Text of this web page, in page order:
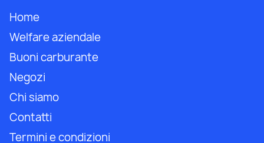
Home
Welfare aziendale
Buoni carburante
Negozi
Chi siamo
Contatti
Termini e condizioni